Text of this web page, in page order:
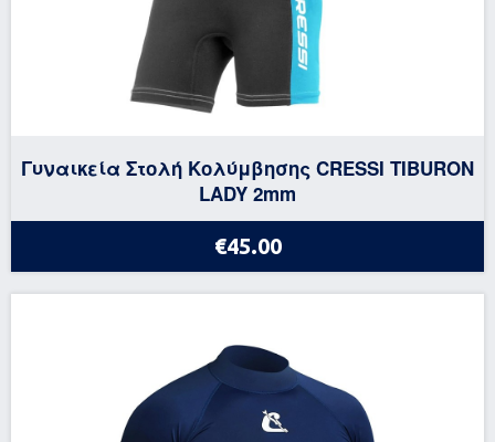
Γυναικεία Στολή Κολύμβησης CRESSI TIBURON
LADY 2mm
€45.00